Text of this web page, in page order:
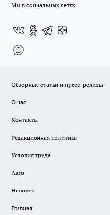
Мы в социальных сетях
Обзорные статьи и пресс-релизы
О нас
Контакты
Редакционная политика
Условия труда
Авто
Новости
Главная